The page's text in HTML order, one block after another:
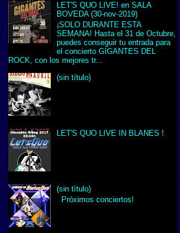
LET'S QUO LIVE! en SALA
BOVEDA (30-nov-2019)
¡SOLO DURANTE ESTA
SEMANA! Hasta el 31 de Octubre,
puedes conseguir tu entrada para
el concierto GIGANTES DEL
ROCK, con los mejores tr...
(sin título)
LET'S QUO LIVE IN BLANES !
(sin título)
Próximos conciertos!